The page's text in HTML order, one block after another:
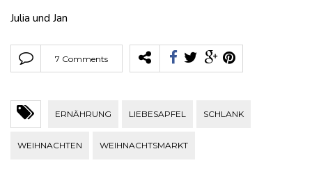
Julia und Jan
7 Comments
ERNÄHRUNG LIEBESAPFEL SCHLANK
WEIHNACHTEN WEIHNACHTSMARKT